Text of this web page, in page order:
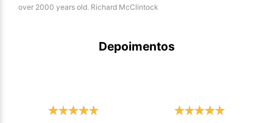
over 2000 years old. Richard McClintock
Depoimentos